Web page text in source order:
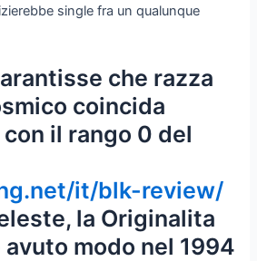
single fra un qualunque
che razza
coincida
il rango 0 del
it/blk-review/
la Originalita
avuto modo nel 1994